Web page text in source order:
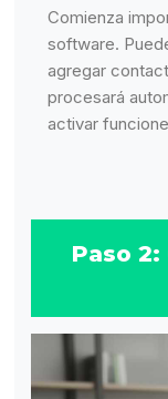
Comienza
software.
agregar
procesará
activar
Paso